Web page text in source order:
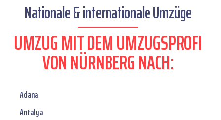
Nationale & internationale Umzüge
UMZUG MIT DEM UMZUGSPROFI
VON NÜRNBERG NACH:
Adana
Antalya